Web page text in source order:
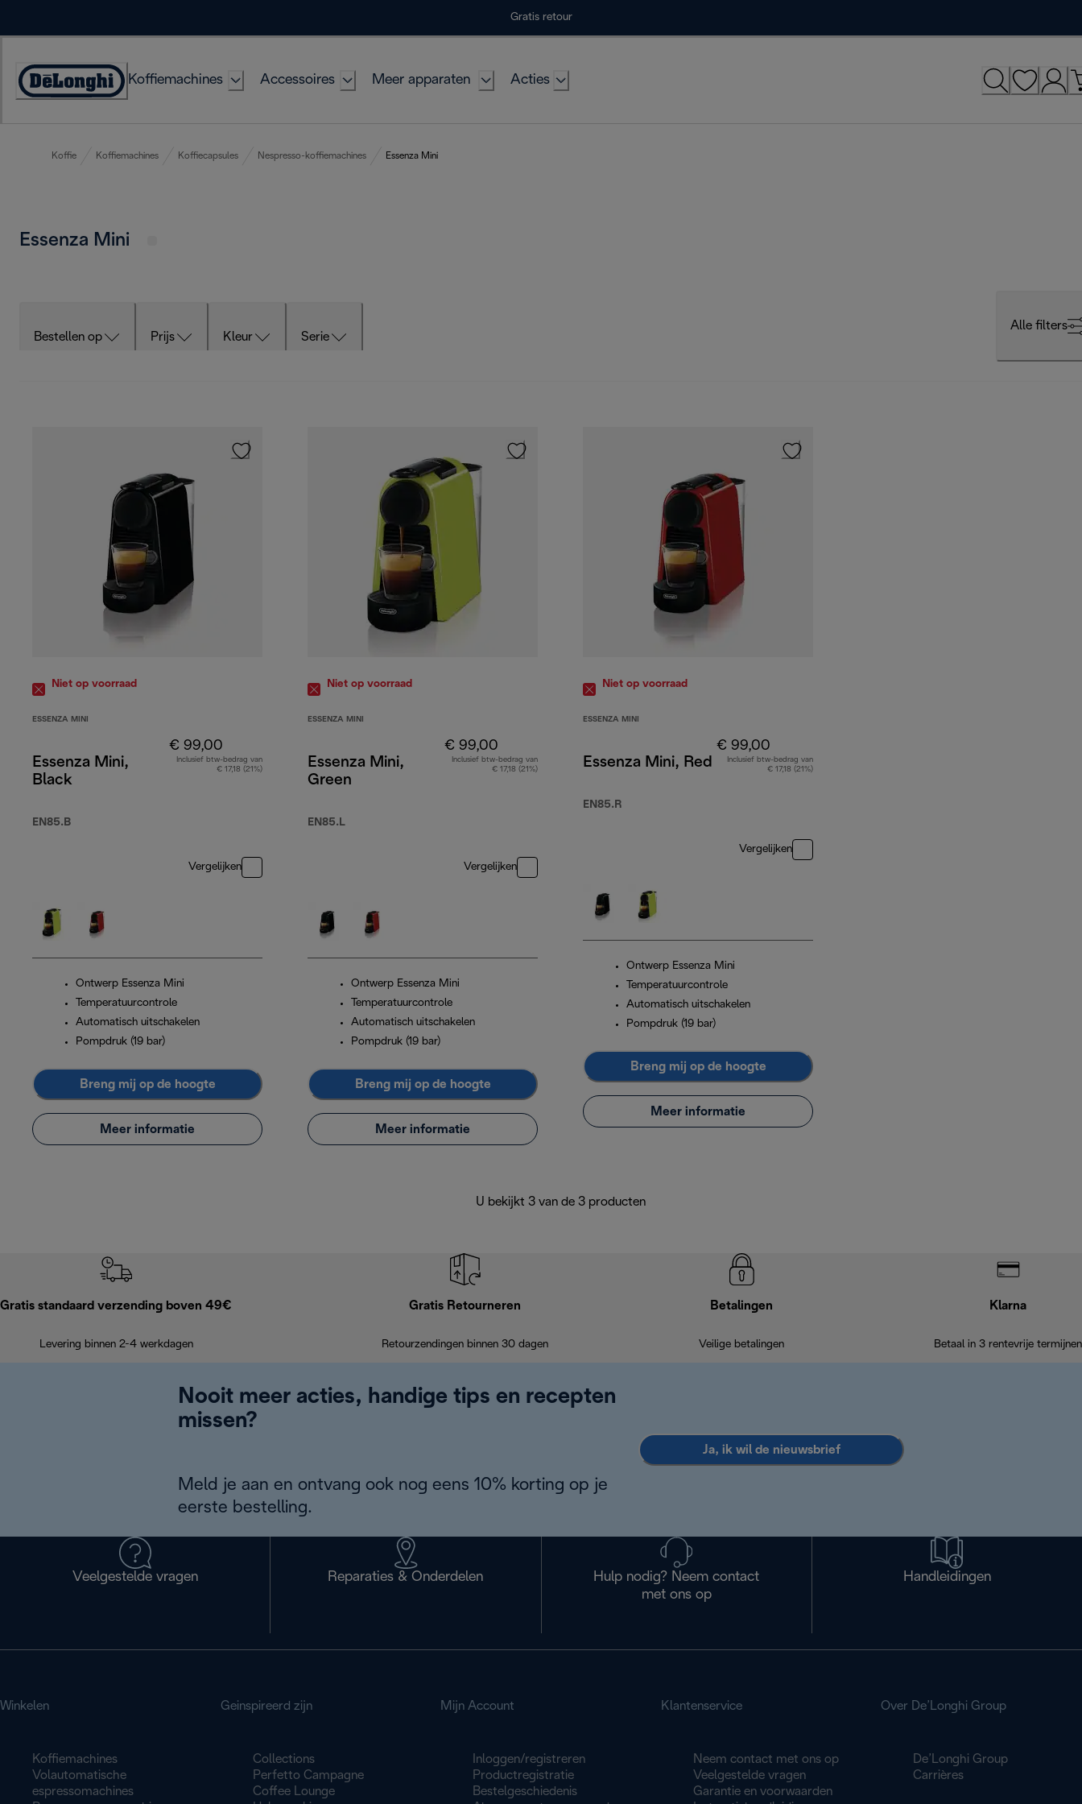
Gratis retour
Accessibility
Koffiemachines Accessoires Meer apparaten Acties
Koffie Koffiemachines Koffiecapsules Nespresso-koffiemachines Essenza Mini
Essenza Mini
Bestellen op Prijs Kleur Serie
Alle filters
Niet op voorraad
ESSENZA MINI
Essenza Mini,
Black
EN85.B
€ 99,00
Inclusief btw-bedrag van
€ 17,18 (21%)
Vergelijken
Ontwerp Essenza Mini
Temperatuurcontrole
Automatisch uitschakelen
Pompdruk (19 bar)
Breng mij op de hoogte
Meer informatie
Niet op voorraad
ESSENZA MINI
Essenza Mini,
Green
EN85.L
€ 99,00
Inclusief btw-bedrag van
€ 17,18 (21%)
Vergelijken
Ontwerp Essenza Mini
Temperatuurcontrole
Automatisch uitschakelen
Pompdruk (19 bar)
Breng mij op de hoogte
Meer informatie
Niet op voorraad
ESSENZA MINI
Essenza Mini, Red
EN85.R
€ 99,00
Inclusief btw-bedrag van
€ 17,18 (21%)
Vergelijken
Ontwerp Essenza Mini
Temperatuurcontrole
Automatisch uitschakelen
Pompdruk (19 bar)
Breng mij op de hoogte
Meer informatie
U bekijkt 3 van de 3 producten
Gratis standaard verzending boven 49€
Levering binnen 2-4 werkdagen
Gratis Retourneren
Retourzendingen binnen 30 dagen
Betalingen
Veilige betalingen
Klarna
Betaal in 3 rentevrije termijnen
Nooit meer acties, handige tips en recepten
missen?
Meld je aan en ontvang ook nog eens 10% korting op je
eerste bestelling.
Ja, ik wil de nieuwsbrief
Veelgestelde vragen Reparaties & Onderdelen
Hulp nodig? Neem contact
met ons op
Handleidingen
Winkelen
Koffiemachines
Volautomatische
espressomachines
Geinspireerd zijn
Collections
Perfetto Campagne
Coffee Lounge
Mijn Account
Inloggen/registreren
Productregistratie
Bestelgeschiedenis
Klantenservice
Neem contact met ons op
Veelgestelde vragen
Garantie en voorwaarden
Over De’Longhi Group
De’Longhi Group
Carrières